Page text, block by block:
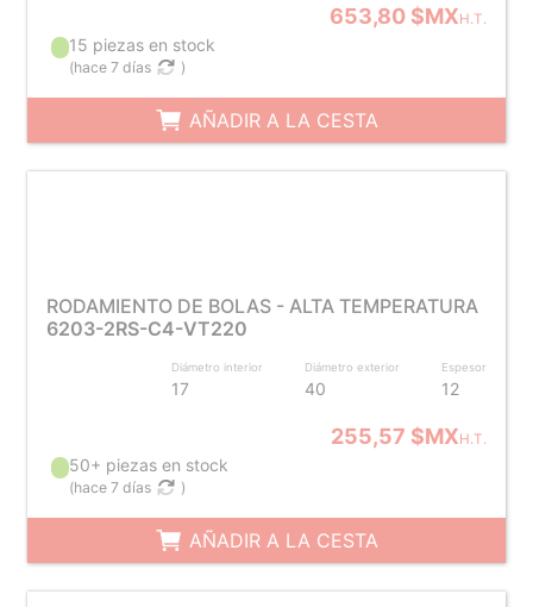
653,80 $MXH.T.
15 piezas en stock
(hace 7 días )
AÑADIR A LA CESTA
RODAMIENTO DE BOLAS - ALTA TEMPERATURA
6203-2RS-C4-VT220
Diámetro interior
17
Diámetro exterior
40
Espesor
12
255,57 $MXH.T.
50+ piezas en stock
(hace 7 días )
AÑADIR A LA CESTA